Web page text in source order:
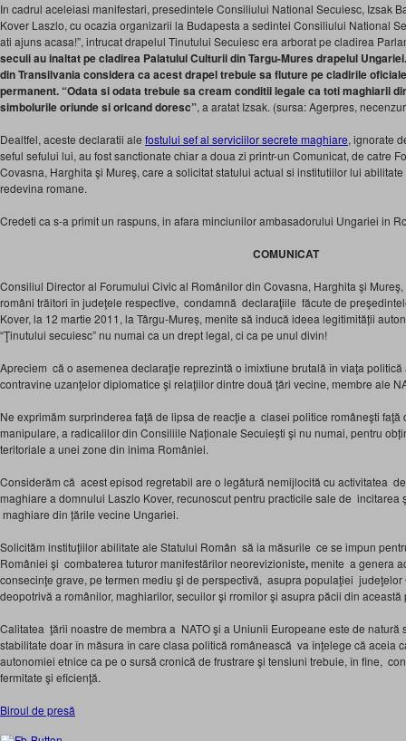
In cadrul aceleiasi manifestari, presedintele Consiliului National Secuiesc, Izsak
Kover Laszlo, cu ocazia organizarii la Budapesta a sedintei Consiliului National
ati ajuns acasa!”, intrucat drapelul Tinutului Secuiesc era arborat pe cladirea
secuii au inaltat pe cladirea Palatului Culturii din Targu-Mures drapelul
din Transilvania considera ca acest drapel trebuie sa fluture pe cladirile
permanent. “Odata si odata trebuie sa cream conditii legale ca toti maghiarii
simbolurile oriunde si oricand doresc”, a aratat Izsak. (sursa: Agerpres,
Dealtfel, aceste declaratii ale fostului sef al serviciilor secrete maghiare, ignorate
seful sefului lui, au fost sanctionate chiar a doua zi printr-un Comunicat, de catre
Covasna, Harghita şi Mureş, care a solicitat statului actual si institutiilor lui
redevina romane.
Credeti ca s-a primit un raspuns, in afara minciunilor ambasadorului Ungariei in
COMUNICAT
Consiliul Director al Forumului Civic al Românilor din Covasna, Harghita şi
români trăitori în judeţele respective, condamnă declaraţiile făcute de
Kover, la 12 martie 2011, la Târgu-Mureș, menite să inducă ideea legitimității
“Ţinutului secuiesc” nu numai ca un drept legal, ci ca pe unul divin!
Apreciem că o asemenea declaraţie reprezintă o imixtiune brutală în viaţa
contravine uzanţelor diplomatice şi relaţiilor dintre două ţări vecine, membre ale
Ne exprimăm surprinderea faţă de lipsa de reacţie a clasei politice româneşti faţă
manipulare, a radicalilor din Consiliile Naționale Secuiești şi nu numai, pentru
teritoriale a unei zone din inima României.
Considerăm că acest episod regretabil are o legătură nemijlocită cu activitatea
maghiare a domnului Laszlo Kover, recunoscut pentru practicile sale de
maghiare din țările vecine Ungariei.
Solicităm instituţiilor abilitate ale Statului Român să ia măsurile ce se impun
României şi combaterea tuturor manifestărilor neorevizioniste,menite a genera
consecinţe grave, pe termen mediu şi de perspectivă, asupra populaţiei judeţelor
deopotrivă a românilor, maghiarilor, secuilor şi rromilor şi asupra păcii din această
Calitatea ţării noastre de membra a NATO şi a Uniunii Europeane este de natură
stabilitate doar în măsura în care clasa politică românească va înţelege că aceia
autonomiei etnice ca pe o sursă cronică de frustrare şi tensiuni trebuie, în fine,
fermitate şi eficienţă.
Biroul de presă